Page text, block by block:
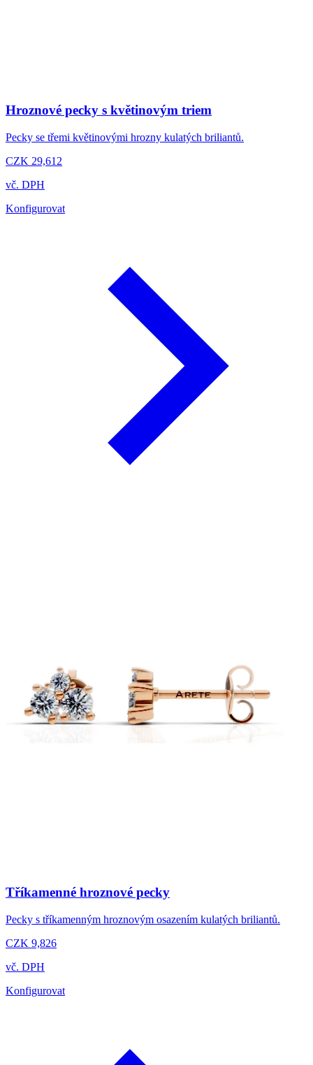
Hroznové pecky s květinovým triem
Pecky se třemi květinovými hrozny kulatých briliantů.
CZK 29,612
vč. DPH
Konfigurovat
Tříkamenné hroznové pecky
Pecky s tříkamenným hroznovým osazením kulatých briliantů.
CZK 9,826
vč. DPH
Konfigurovat